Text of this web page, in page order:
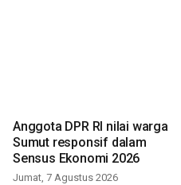
Anggota DPR RI nilai warga
Sumut responsif dalam
Sensus Ekonomi 2026
Jumat, 7 Agustus 2026